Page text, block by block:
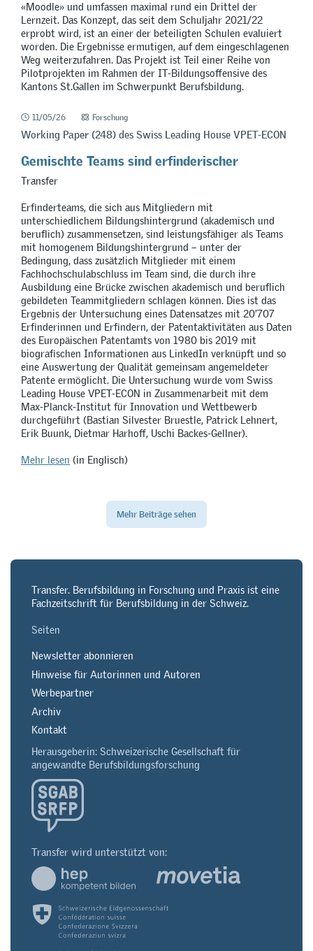
«Moodle» und umfassen maximal rund ein Drittel der
Lernzeit. Das Konzept, das seit dem Schuljahr 2021/22
erprobt wird, ist an einer der beteiligten Schulen evaluiert
worden. Die Ergebnisse ermutigen, auf dem eingeschlagenen
Weg weiterzufahren. Das Projekt ist Teil einer Reihe von
Pilotprojekten im Rahmen der IT-Bildungsoffensive des
Kantons St.Gallen im Schwerpunkt Berufsbildung.
11/05/26 Forschung
Working Paper (248) des Swiss Leading House VPET-ECON
Gemischte Teams sind erfinderischer
Transfer
Erfinderteams, die sich aus Mitgliedern mit
unterschiedlichem Bildungshintergrund (akademisch und
beruflich) zusammensetzen, sind leistungsfähiger als Teams
mit homogenem Bildungshintergrund – unter der
Bedingung, dass zusätzlich Mitglieder mit einem
Fachhochschulabschluss im Team sind, die durch ihre
Ausbildung eine Brücke zwischen akademisch und beruflich
gebildeten Teammitgliedern schlagen können. Dies ist das
Ergebnis der Untersuchung eines Datensatzes mit 20’707
Erfinderinnen und Erfindern, der Patentaktivitäten aus Daten
des Europäischen Patentamts von 1980 bis 2019 mit
biografischen Informationen aus LinkedIn verknüpft und so
eine Auswertung der Qualität gemeinsam angemeldeter
Patente ermöglicht. Die Untersuchung wurde vom Swiss
Leading House VPET-ECON in Zusammenarbeit mit dem
Max-Planck-Institut für Innovation und Wettbewerb
durchgeführt (Bastian Silvester Bruestle, Patrick Lehnert,
Erik Buunk, Dietmar Harhoff, Uschi Backes-Gellner).
Mehr lesen (in Englisch)
Mehr Beiträge sehen
Transfer. Berufsbildung in Forschung und Praxis ist eine
Fachzeitschrift für Berufsbildung in der Schweiz.
Seiten
Newsletter abonnieren
Hinweise für Autorinnen und Autoren
Werbepartner
Archiv
Kontakt
Herausgeberin: Schweizerische Gesellschaft für
angewandte Berufsbildungsforschung
Transfer wird unterstützt von: